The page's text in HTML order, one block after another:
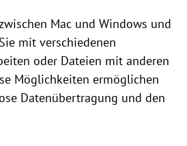
Mac und Windows und
mit verschiedenen
oder Dateien mit anderen
Möglichkeiten ermöglichen
Datenübertragung und den